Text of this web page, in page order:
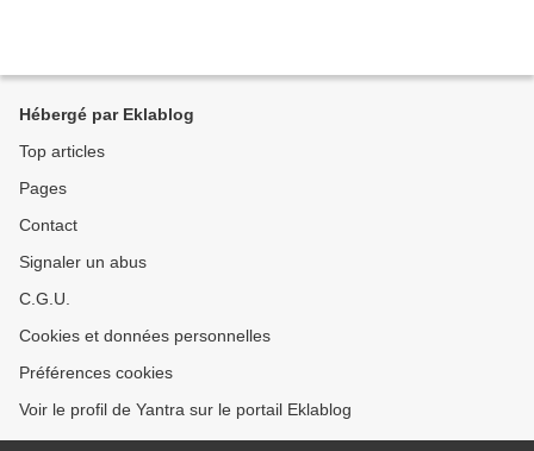
Hébergé par Eklablog
Top articles
Pages
Contact
Signaler un abus
C.G.U.
Cookies et données personnelles
Préférences cookies
Voir le profil de Yantra sur le portail Eklablog